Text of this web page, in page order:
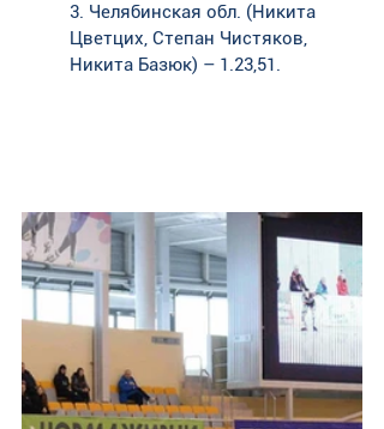
3. Челябинская обл. (Никита
Цветцих, Степан Чистяков,
Никита Базюк) – 1.23,51.